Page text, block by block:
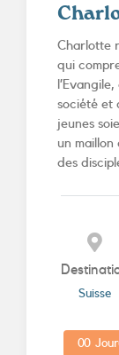
Charlotte
qui
société et
jeunes
un
des
Suisse
00